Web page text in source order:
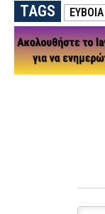
TAGS ΕΥΒΟΙΑ